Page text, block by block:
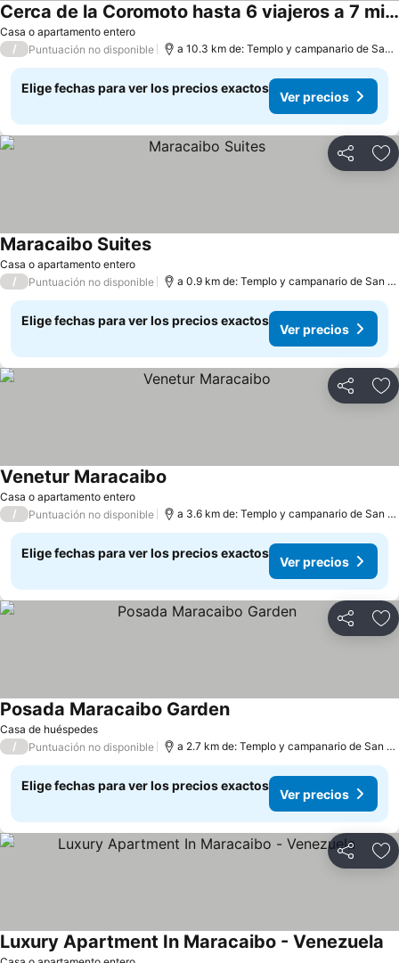
Casa o apartamento entero
Cerca de la Coromoto hasta 6 viajeros a 7 minutos del puente sobre el lago
/ Puntuación no disponible a 10.3 km de: Templo y campanario de San Francisco de Asís
Elige fechas para ver los precios exactos
Ver precios
Compartir
Casa o apartamento entero
Maracaibo Suites
/ Puntuación no disponible a 0.9 km de: Templo y campanario de San Francisco de Asís
Elige fechas para ver los precios exactos
Ver precios
Compartir
Casa o apartamento entero
Venetur Maracaibo
/ Puntuación no disponible a 3.6 km de: Templo y campanario de San Francisco de Asís
Elige fechas para ver los precios exactos
Ver precios
Compartir
Casa de huéspedes
Posada Maracaibo Garden
/ Puntuación no disponible a 2.7 km de: Templo y campanario de San Francisco de Asís
Elige fechas para ver los precios exactos
Ver precios
Compartir
Luxury Apartment In Maracaibo - Venezuela